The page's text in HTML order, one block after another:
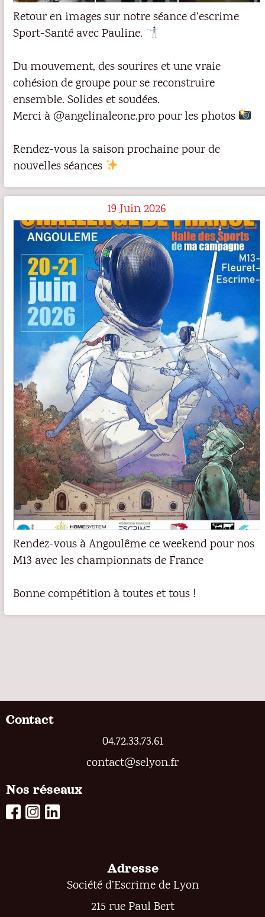
Retour en images sur notre séance d’escrime
Sport-Santé avec Pauline.
Du mouvement, des sourires et une vraie
cohésion de groupe pour se reconstruire
ensemble. Solides et soudées.
Merci à @angelinaleone.pro pour les photos
Rendez-vous la saison prochaine pour de
nouvelles séances
Rendez-vous à Angoulême ce weekend pour nos
M13 avec les championnats de France
Bonne compétition à toutes et tous !
19 Juin 2026
Contact
04.72.33.73.61
contact@selyon.fr
Nos réseaux
Adresse
Société d’Escrime de Lyon
215 rue Paul Bert